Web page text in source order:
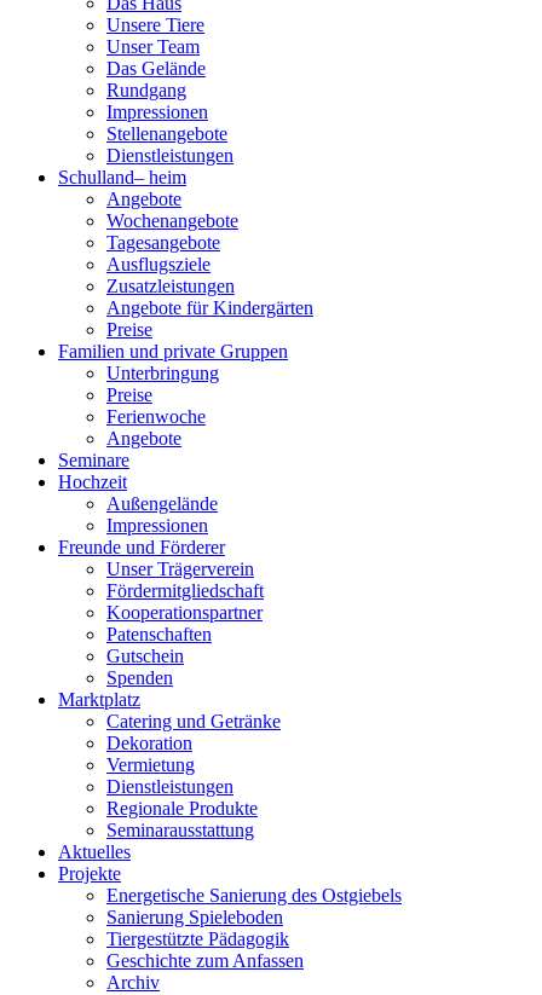
Unsere Tiere
Unser Team
Das Gelände
Rundgang
Impressionen
Stellenangebote
Dienstleistungen
Schulland– heim
Angebote
Wochenangebote
Tagesangebote
Ausflugsziele
Zusatzleistungen
Angebote für Kindergärten
Preise
Familien und private Gruppen
Unterbringung
Preise
Ferienwoche
Angebote
Seminare
Hochzeit
Außengelände
Impressionen
Freunde und Förderer
Unser Trägerverein
Fördermitgliedschaft
Kooperationspartner
Patenschaften
Gutschein
Spenden
Marktplatz
Catering und Getränke
Dekoration
Vermietung
Dienstleistungen
Regionale Produkte
Seminarausstattung
Aktuelles
Projekte
Energetische Sanierung des Ostgiebels
Sanierung Spieleboden
Tiergestützte Pädagogik
Geschichte zum Anfassen
Archiv